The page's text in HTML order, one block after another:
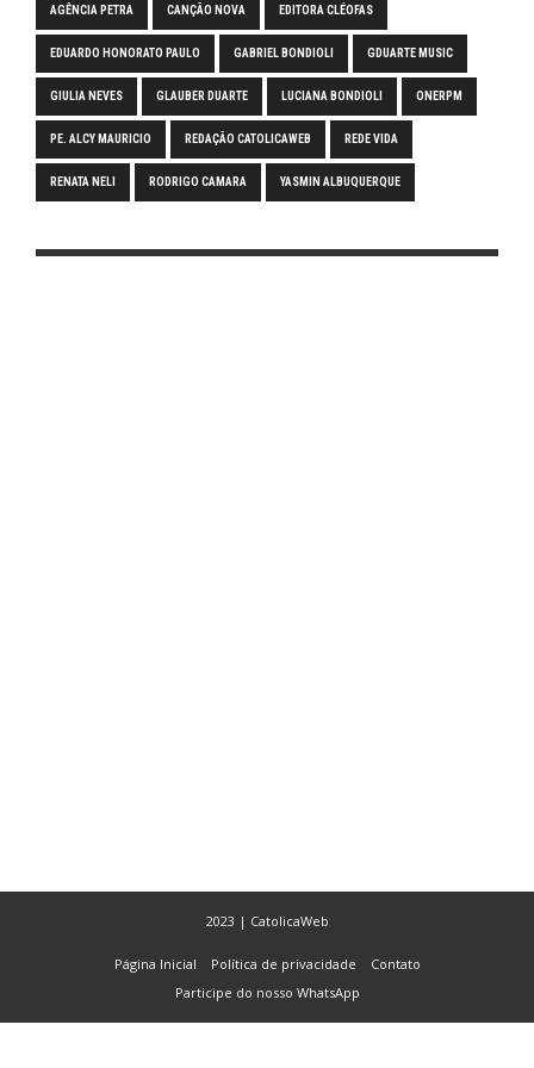
AGÊNCIA PETRA CANÇÃO NOVA EDITORA CLÉOFAS
EDUARDO HONORATO PAULO GABRIEL BONDIOLI GDUARTE MUSIC
GIULIA NEVES GLAUBER DUARTE LUCIANA BONDIOLI ONERPM
PE. ALCY MAURICIO REDAÇÃO CATOLICAWEB REDE VIDA
RENATA NELI RODRIGO CAMARA YASMIN ALBUQUERQUE
2023 | CatolicaWeb
Página Inicial Política de privacidade
Contato
Participe do nosso WhatsApp